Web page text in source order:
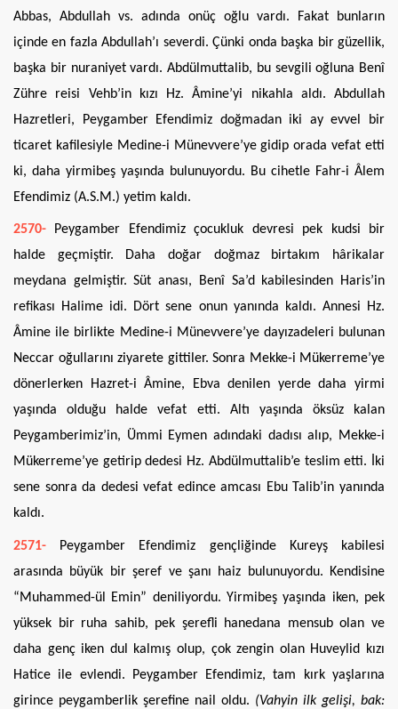
Abbas, Abdullah vs. adında onüç oğlu vardı. Fakat bunların
içinde en fazla Abdullah’ı severdi. Çünki onda başka bir güzellik,
başka bir nuraniyet vardı. Abdülmuttalib, bu sevgili oğluna Benî
Zühre reisi Vehb’in kızı Hz. Âmine’yi nikahla aldı. Abdullah
Hazretleri, Peygamber Efendimiz doğmadan iki ay evvel bir
ticaret kafilesiyle Medine-i Münevvere’ye gidip orada vefat etti
ki, daha yirmibeş yaşında bulunuyordu. Bu cihetle Fahr-i Âlem
Efendimiz (A.S.M.) yetim kaldı.
2570- Peygamber Efendimiz çocukluk devresi pek kudsi bir
halde geçmiştir. Daha doğar doğmaz birtakım hârikalar
meydana gelmiştir. Süt anası, Benî Sa’d kabilesinden Haris’in
refikası Halime idi. Dört sene onun yanında kaldı. Annesi Hz.
Âmine ile birlikte Medine-i Münevvere’ye dayızadeleri bulunan
Neccar oğullarını ziyarete gittiler. Sonra Mekke-i Mükerreme’ye
dönerlerken Hazret-i Âmine, Ebva denilen yerde daha yirmi
yaşında olduğu halde vefat etti. Altı yaşında öksüz kalan
Peygamberimiz’in, Ümmi Eymen adındaki dadısı alıp, Mekke-i
Mükerreme’ye getirip dedesi Hz. Abdülmuttalib’e teslim etti. İki
sene sonra da dedesi vefat edince amcası Ebu Talib’in yanında
kaldı.
2571-
Peygamber Efendimiz gençliğinde Kureyş kabilesi
arasında büyük bir şeref ve şanı haiz bulunuyordu. Kendisine
“Muhammed-ül Emin” deniliyordu. Yirmibeş yaşında iken, pek
yüksek bir ruha sahib, pek şerefli hanedana mensub olan ve
daha genç iken dul kalmış olup, çok zengin olan Huveylid kızı
Hatice ile evlendi. Peygamber Efendimiz, tam kırk yaşlarına
girince peygamberlik şerefine nail oldu. (Vahyin ilk gelişi, bak: